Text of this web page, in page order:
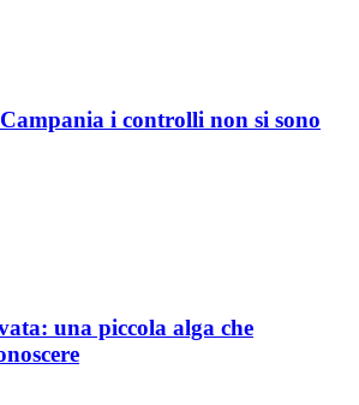
i controlli non si sono
una piccola alga che